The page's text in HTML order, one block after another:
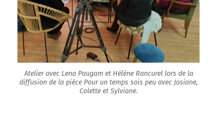
Atelier avec Lena Paugam et Hélène Rancurel lors de la
diffusion de la pièce Pour un temps sois peu avec Josiane,
Colette et Sylviane.